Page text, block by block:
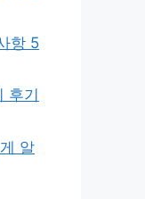
항 5
후기
알